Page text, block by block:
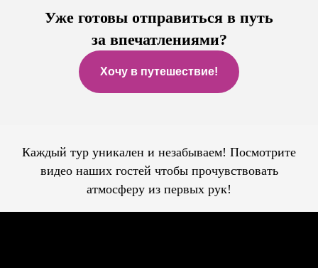
Уже готовы отправиться в путь
за впечатлениями?
Хочу в путешествие!
Каждый тур уникален и незабываем! Посмотрите
видео наших гостей чтобы прочувствовать
атмосферу из первых рук!